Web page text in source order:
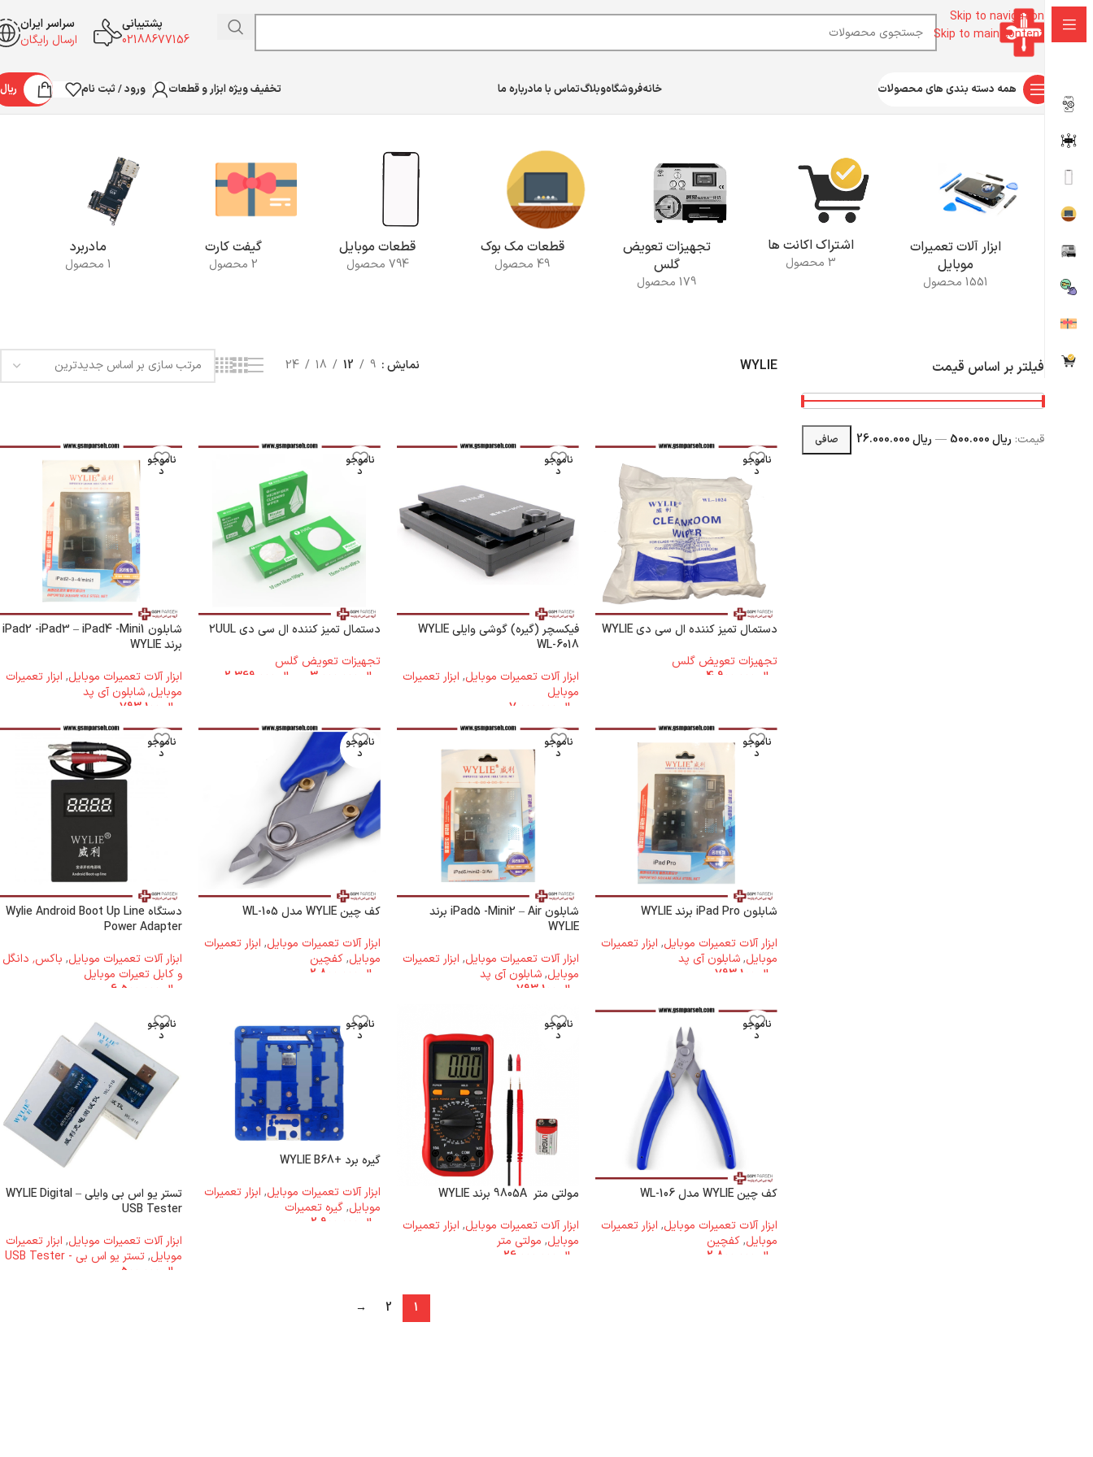
Skip to navigation
Skip to main content
پشتیبانی
02188677156
سراسر ایران
ارسال رایگان
همه دسته بندی های محصولات خانهفروشگاهوبلاگتماس با مادرباره ما تخفیف ویژه ابزار و قطعات ورود / ثبت نام ریال
خانه
ابزار آلات تعمیرات
موبایل
1551 محصول
اشتراک اکانت ها
3 محصول
تجهیزات تعویض
گلس
179 محصول
قطعات مک بوک
49 محصول
قطعات موبایل
794 محصول
گیفت کارت
2 محصول
مادربرد
1 محصول
WYLIE نمایش 9
12
18
24
ناموجو
د
دستمال تمیز کننده ال سی دی WYLIE
تجهیزات تعویض گلس
ریال
ناموجو
د
فیکسچر (گیره) گوشی وایلی WYLIE
WL-6018
ابزار آلات تعمیرات موبایل, ابزار تعمیرات
موبایل
ریال
ناموجو
د
دستمال تمیز کننده ال سی دی ۲UUL
تجهیزات تعویض گلس
ریال
ریال
ناموجو
د
شابلون iPad2 -iPad3 – iPad4 -Mini1
برند WYLIE
ابزار آلات تعمیرات موبایل, ابزار تعمیرات
موبایل,شابلون آی پد
ریال
ناموجو
د
شابلون iPad Pro برند WYLIE
ابزار آلات تعمیرات موبایل, ابزار تعمیرات
موبایل,شابلون آی پد
ریال
ناموجو
د
شابلون iPad5 -Mini2 – Air برند
WYLIE
ابزار آلات تعمیرات موبایل, ابزار تعمیرات
موبایل,شابلون آی پد
ریال
ناموجو
د
کف چین WYLIE مدل WL-105
ابزار آلات تعمیرات موبایل, ابزار تعمیرات
موبایل,کفچین
ریال
ناموجو
د
دستگاه Wylie Android Boot Up Line
Power Adapter
ابزار آلات تعمیرات موبایل,
باکس٬ دانگل
و کابل تعیرات موبایل
ریال
ناموجو
د
کف چین WYLIE مدل WL-106
ابزار آلات تعمیرات موبایل, ابزار تعمیرات
موبایل,کفچین
ریال
ناموجو
د
مولتی متر 9805A برند WYLIE
ابزار آلات تعمیرات موبایل, ابزار تعمیرات
موبایل, مولتی متر
ریال
ناموجو
د
گیره برد +WYLIE B68
ابزار آلات تعمیرات موبایل, ابزار تعمیرات
موبایل,گیره تعمیرات
ریال
ناموجو
د
تستر یو اس بی وایلی – WYLIE Digital
USB Tester
ابزار آلات تعمیرات موبایل, ابزار تعمیرات
موبایل,تستر یو اس بی - USB Tester
ریال
1
2
→
فیلتر بر اساس قیمت
صافی قيمت: ریال 500.000 — ریال 26.000.000